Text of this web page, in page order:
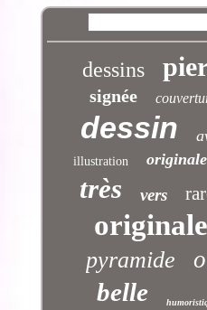
dessins
signée
dessin
illustration
très vers
originale
pyramide
belle